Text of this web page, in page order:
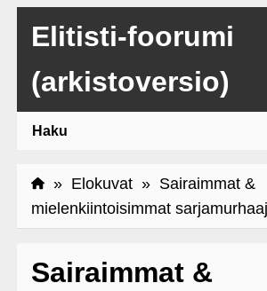
Elitisti-foorumi
(arkistoversio)
Haku
» Elokuvat» Sairaimmat &
mielenkiintoisimmat
Sairaimmat &